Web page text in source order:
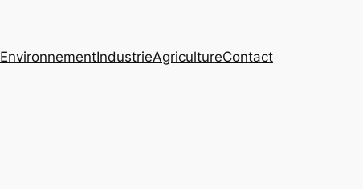
EnvironnementIndustrieAgricultureContact